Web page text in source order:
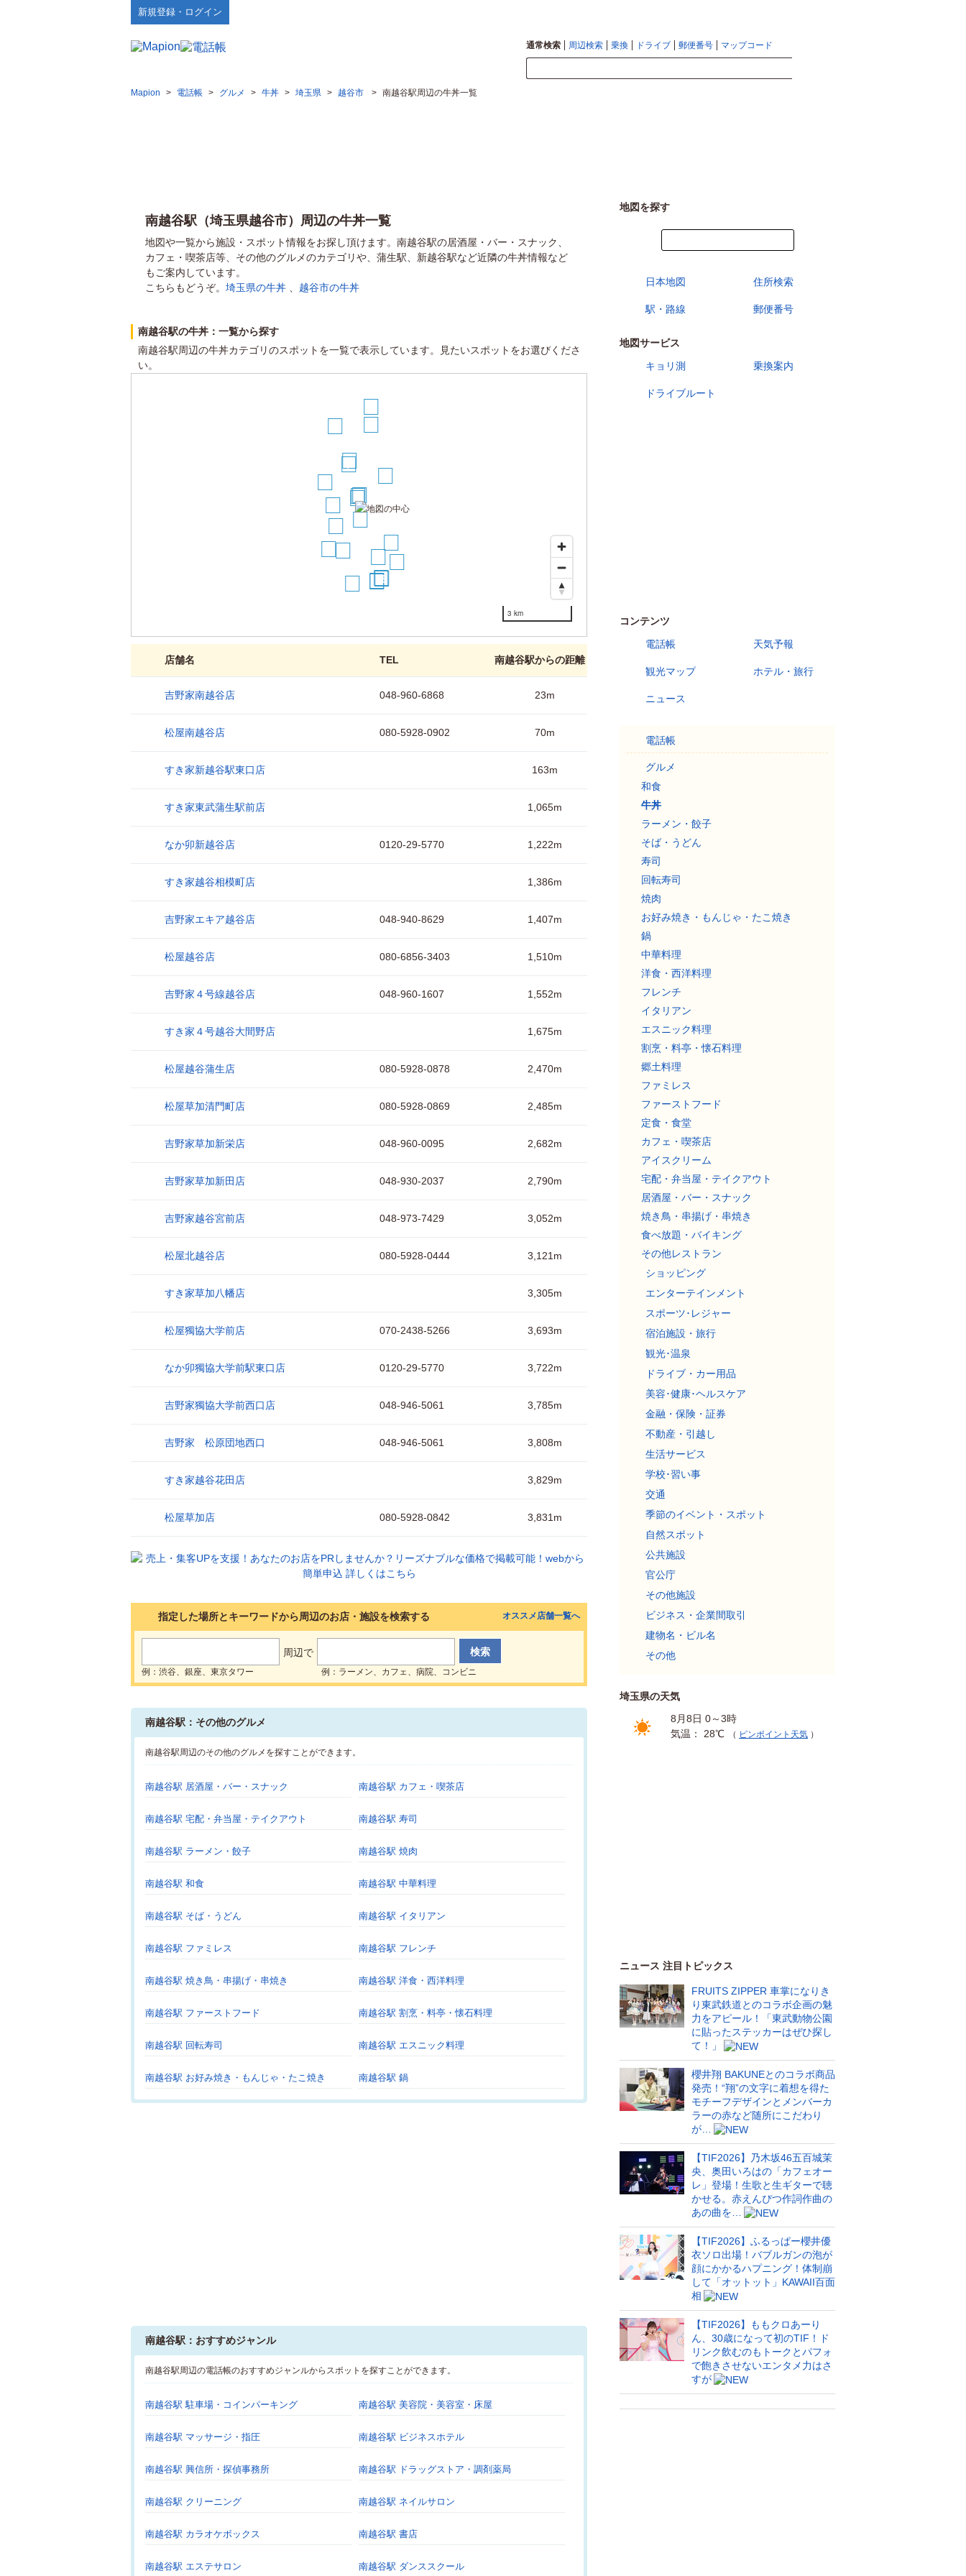
新規登録・ログイン
通常検索 周辺検索 乗換 ドライブ 郵便番号 マップコード
Mapion > 電話帳 > グルメ > 牛丼 > 埼玉県 > 越谷市 > 南越谷駅周辺の牛丼一覧
南越谷駅（埼玉県越谷市）周辺の牛丼一覧
地図や一覧から施設・スポット情報をお探し頂けます。南越谷駅の居酒屋・バー・スナック、
カフェ・喫茶店等、その他のグルメのカテゴリや、蒲生駅、新越谷駅など近隣の牛丼情報など
もご案内しています。
こちらもどうぞ。 埼玉県の牛丼 越谷市の牛丼
南越谷駅の牛丼：一覧から探す
南越谷駅周辺の牛丼カテゴリのスポットを一覧で表示しています。見たいスポットをお選びくださ
い。
1
3
7
8
18
19
21
3 km
店舗名 TEL 南越谷駅からの距離
吉野家南越谷店 048-960-6868 23m
松屋南越谷店 080-5928-0902 70m
すき家新越谷駅東口店 163m
すき家東武蒲生駅前店 1,065m
なか卯新越谷店 0120-29-5770 1,222m
すき家越谷相模町店 1,386m
吉野家エキア越谷店 048-940-8629 1,407m
松屋越谷店 080-6856-3403 1,510m
吉野家４号線越谷店 048-960-1607 1,552m
すき家４号越谷大間野店 1,675m
松屋越谷蒲生店 080-5928-0878 2,470m
松屋草加清門町店 080-5928-0869 2,485m
吉野家草加新栄店 048-960-0095 2,682m
吉野家草加新田店 048-930-2037 2,790m
吉野家越谷宮前店 048-973-7429 3,052m
松屋北越谷店 080-5928-0444 3,121m
すき家草加八幡店 3,305m
松屋獨協大学前店 070-2438-5266 3,693m
なか卯獨協大学前駅東口店 0120-29-5770 3,722m
吉野家獨協大学前西口店 048-946-5061 3,785m
吉野家 松原団地西口 048-946-5061 3,808m
すき家越谷花田店 3,829m
松屋草加店 080-5928-0842 3,831m
指定した場所とキーワードから周辺のお店・施設を検索する
周辺で
例：渋谷、銀座、東京タワー 例：ラーメン、カフェ、病院、コンビニ
オススメ店舗一覧へ
南越谷駅：その他のグルメ
南越谷駅周辺のその他のグルメを探すことができます。
南越谷駅 居酒屋・バー・スナック 南越谷駅 カフェ・喫茶店
南越谷駅 宅配・弁当屋・テイクアウト 南越谷駅 寿司
南越谷駅 ラーメン・餃子 南越谷駅 焼肉
南越谷駅 和食 南越谷駅 中華料理
南越谷駅 そば・うどん 南越谷駅 イタリアン
南越谷駅 ファミレス 南越谷駅 フレンチ
南越谷駅 焼き鳥・串揚げ・串焼き 南越谷駅 洋食・西洋料理
南越谷駅 ファーストフード 南越谷駅 割烹・料亭・懐石料理
南越谷駅 回転寿司 南越谷駅 エスニック料理
南越谷駅 お好み焼き・もんじゃ・たこ焼き 南越谷駅 鍋
南越谷駅：おすすめジャンル
南越谷駅周辺の電話帳のおすすめジャンルからスポットを探すことができます。
南越谷駅 駐車場・コインパーキング 南越谷駅 美容院・美容室・床屋
南越谷駅 マッサージ・指圧 南越谷駅 ビジネスホテル
南越谷駅 興信所・探偵事務所 南越谷駅 ドラッグストア・調剤薬局
南越谷駅 クリーニング 南越谷駅 ネイルサロン
南越谷駅 カラオケボックス 南越谷駅 書店
南越谷駅 エステサロン 南越谷駅 ダンススクール
地図を探す
日本地図 住所検索
駅・路線 郵便番号
地図サービス
キョリ測
乗換案内
ドライブルート
コンテンツ
電話帳
天気予報
観光マップ ホテル・旅行
ニュース
電話帳
グルメ
和食
牛丼
ラーメン・餃子
そば・うどん
寿司
回転寿司
焼肉
お好み焼き・もんじゃ・たこ焼き
鍋
中華料理
洋食・西洋料理
フレンチ
イタリアン
エスニック料理
割烹・料亭・懐石料理
郷土料理
ファミレス
ファーストフード
定食・食堂
カフェ・喫茶店
アイスクリーム
宅配・弁当屋・テイクアウト
居酒屋・バー・スナック
焼き鳥・串揚げ・串焼き
食べ放題・バイキング
その他レストラン
ショッピング
エンターテインメント
スポーツ･レジャー
宿泊施設・旅行
観光･温泉
ドライブ・カー用品
美容･健康･ヘルスケア
金融・保険・証券
不動産・引越し
生活サービス
学校･習い事
交通
季節のイベント・スポット
自然スポット
公共施設
官公庁
その他施設
ビジネス・企業間取引
建物名・ビル名
その他
埼玉県の天気
8月8日 0～3時
気温： 28℃
（ ピンポイント天気 ）
ニュース 注目トピックス
FRUITS ZIPPER 車掌になりき
り東武鉄道とのコラボ企画の魅
力をアピール！「東武動物公園
に貼ったステッカーはぜひ探し
て！」
櫻井翔 BAKUNEとのコラボ商品
発売！“翔”の文字に着想を得た
モチーフデザインとメンバーカ
ラーの赤など随所にこだわり
が…
【TIF2026】乃木坂46五百城茉
央、奥田いろはの「カフェオー
レ」登場！生歌と生ギターで聴
かせる。赤えんぴつ作詞作曲の
あの曲を…
【TIF2026】ふるっぱー櫻井優
衣ソロ出場！バブルガンの泡が
顔にかかるハプニング！体制崩
して「オットット」KAWAII百面
相
【TIF2026】ももクロあーり
ん、30歳になって初のTIF！ド
リンク飲むのもトークとパフォ
で飽きさせないエンタメ力はさ
すが